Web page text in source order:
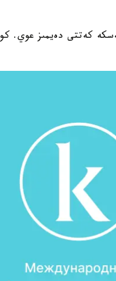
كەتتى دەيمىز عوي.